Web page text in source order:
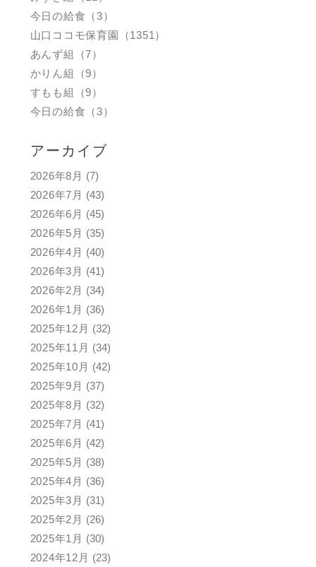
今日の給食（3）
山口ココモ保育園（1351）
あんず組（7）
かりん組（9）
すもも組（9）
今日の給食（3）
アーカイブ
2026年8月 (7)
2026年7月 (43)
2026年6月 (45)
2026年5月 (35)
2026年4月 (40)
2026年3月 (41)
2026年2月 (34)
2026年1月 (36)
2025年12月 (32)
2025年11月 (34)
2025年10月 (42)
2025年9月 (37)
2025年8月 (32)
2025年7月 (41)
2025年6月 (42)
2025年5月 (38)
2025年4月 (36)
2025年3月 (31)
2025年2月 (26)
2025年1月 (30)
2024年12月 (23)